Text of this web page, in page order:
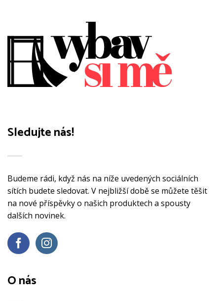
na
stránce
produktu
produktu
Sledujte nás!
Budeme rádi, když nás na níže uvedených sociálních
sítích budete sledovat. V nejbližší době se můžete těšit
na nové příspěvky o našich produktech a spousty
dalších novinek.
O nás